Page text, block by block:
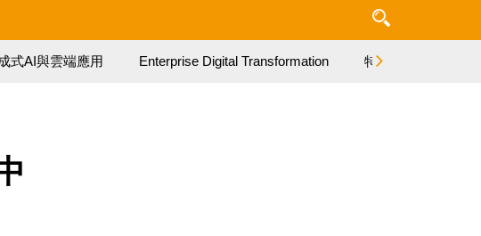
式AI與雲端應用 Enterprise Digital Transformation 特集